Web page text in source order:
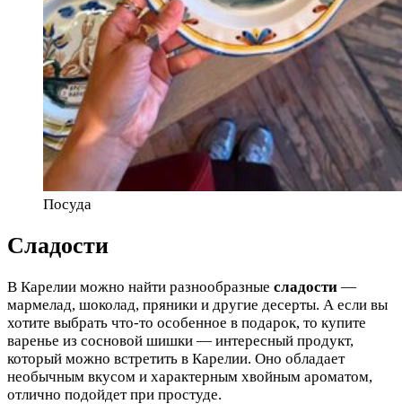
Посуда
Сладости
В Карелии можно найти разнообразные сладости —
мармелад, шоколад, пряники и другие десерты. А если вы
хотите выбрать что-то особенное в подарок, то купите
варенье из сосновой шишки — интересный продукт,
который можно встретить в Карелии. Оно обладает
необычным вкусом и характерным хвойным ароматом,
отлично подойдет при простуде.